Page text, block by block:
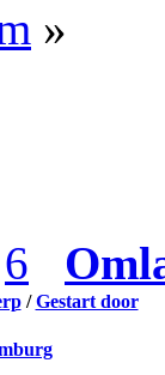
»
6
/Gestart door